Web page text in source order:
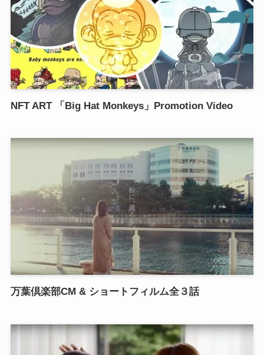
NFT ART 「Big Hat Monkeys」Promotion Video
万葉倶楽部CM & ショートフィルム全３話